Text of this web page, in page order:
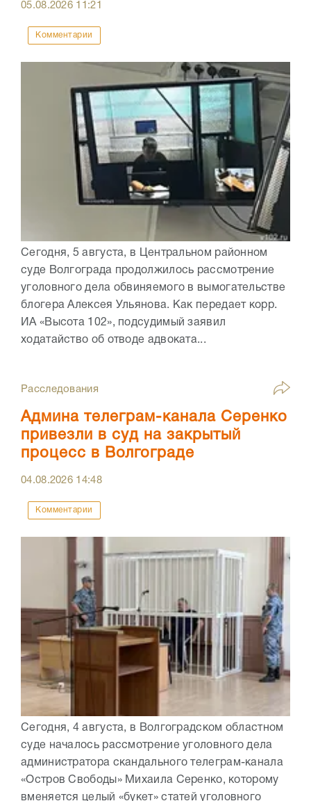
05.08.2026 11:21
Комментарии
Сегодня, 5 августа, в Центральном районном
суде Волгограда продолжилось рассмотрение
уголовного дела обвиняемого в вымогательстве
блогера Алексея Ульянова. Как передает корр.
ИА «Высота 102», подсудимый заявил
ходатайство об отводе адвоката...
Расследования
Админа телеграм-канала Серенко
привезли в суд на закрытый
процесс в Волгограде
04.08.2026 14:48
Комментарии
Сегодня, 4 августа, в Волгоградском областном
суде началось рассмотрение уголовного дела
администратора скандального телеграм-канала
«Остров Свободы» Михаила Серенко, которому
вменяется целый «букет» статей уголовного